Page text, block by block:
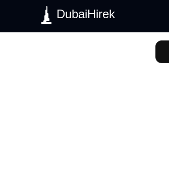
DubaiHirek